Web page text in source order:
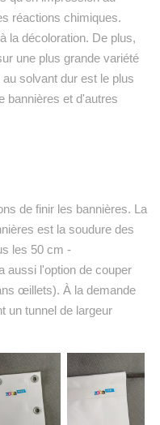
réactions chimiques.
la décoloration. De plus,
une plus grande variété
solvant dur est le plus
bannières et d'autres
de finir les bannières. La
est la soudure des
les 50 cm -
aussi l'option de couper
œillets). À la demande
un tunnel de largeur